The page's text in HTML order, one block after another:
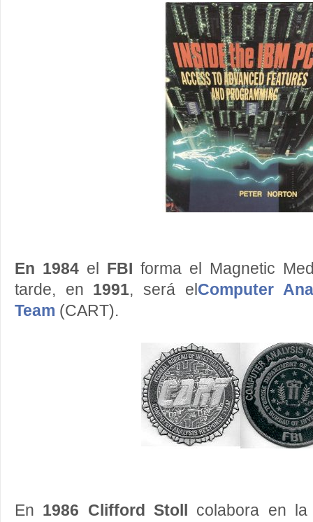
En 1984 el FBI forma el Magnetic
tarde, en 1991, será el Computer
Team (CART).
En 1986 Clifford Stoll
colabora en